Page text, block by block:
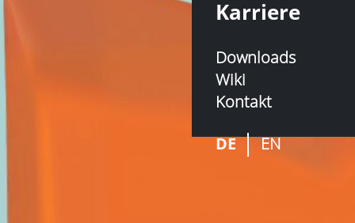
Karriere
Downloads
Wiki
Kontakt
DE
EN